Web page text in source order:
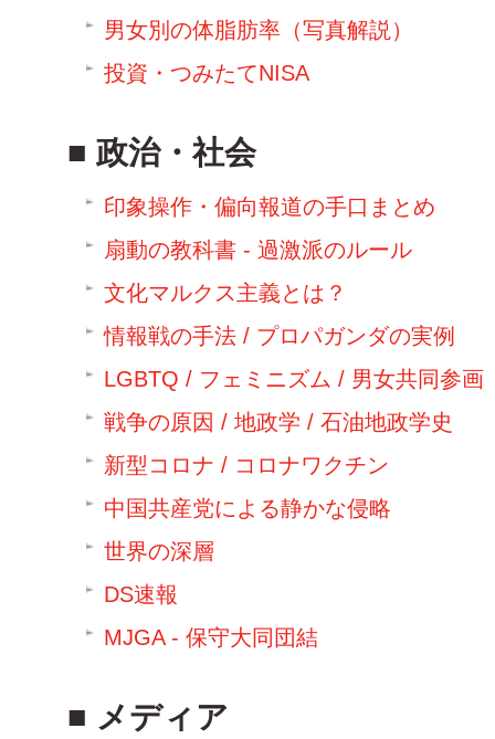
男女別の体脂肪率（写真解説）
投資・つみたてNISA
政治・社会
印象操作・偏向報道の手口まとめ
扇動の教科書 - 過激派のルール
文化マルクス主義とは？
情報戦の手法 / プロパガンダの実例
LGBTQ / フェミニズム / 男女共同参画
戦争の原因 / 地政学 / 石油地政学史
新型コロナ / コロナワクチン
中国共産党による静かな侵略
世界の深層
DS速報
MJGA - 保守大同団結
メディア